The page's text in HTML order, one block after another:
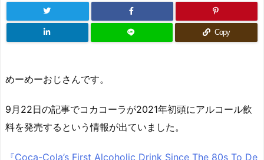
Copy
めーめーおじさんです。
9月22日の記事でコカコーラが2021年初頭にアルコール飲
料を発売するという情報が出ていました。
『Coca-Cola’s First Alcoholic Drink Since The 80s To De